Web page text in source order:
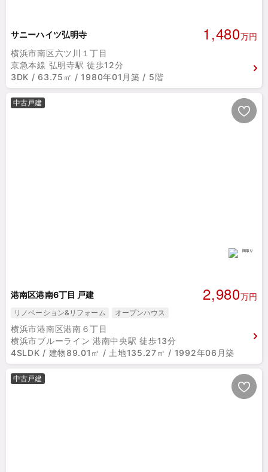
サニーハイツ弘明寺 1,480万円
横浜市南区六ツ川１丁目
京急本線 弘明寺駅 徒歩12分
3DK / 63.75㎡ / 1980年01月築 / 5階
中古戸建
港南区港南6丁目 戸建 2,980万円
リノベーション&リフォーム オープンハウス
横浜市港南区港南６丁目
横浜市ブルーライン 港南中央駅 徒歩13分
4SLDK / 建物89.01㎡ / 土地135.27㎡ / 1992年06月築
中古戸建